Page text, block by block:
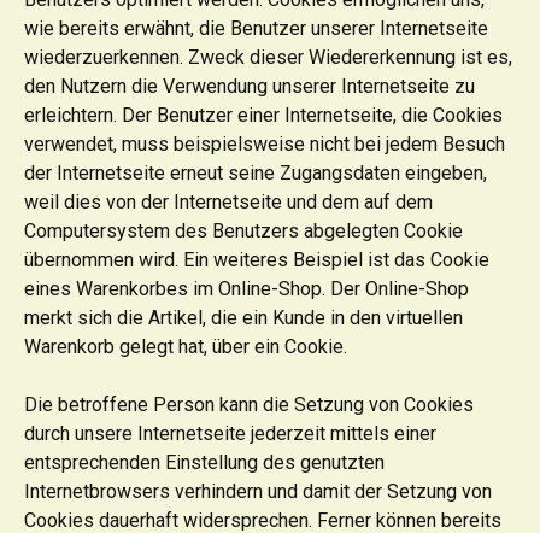
wie bereits erwähnt, die Benutzer unserer Internetseite
wiederzuerkennen. Zweck dieser Wiedererkennung ist es,
den Nutzern die Verwendung unserer Internetseite zu
erleichtern. Der Benutzer einer Internetseite, die Cookies
verwendet, muss beispielsweise nicht bei jedem Besuch
der Internetseite erneut seine Zugangsdaten eingeben,
weil dies von der Internetseite und dem auf dem
Computersystem des Benutzers abgelegten Cookie
übernommen wird. Ein weiteres Beispiel ist das Cookie
eines Warenkorbes im Online-Shop. Der Online-Shop
merkt sich die Artikel, die ein Kunde in den virtuellen
Warenkorb gelegt hat, über ein Cookie.
Die betroffene Person kann die Setzung von Cookies
durch unsere Internetseite jederzeit mittels einer
entsprechenden Einstellung des genutzten
Internetbrowsers verhindern und damit der Setzung von
Cookies dauerhaft widersprechen. Ferner können bereits